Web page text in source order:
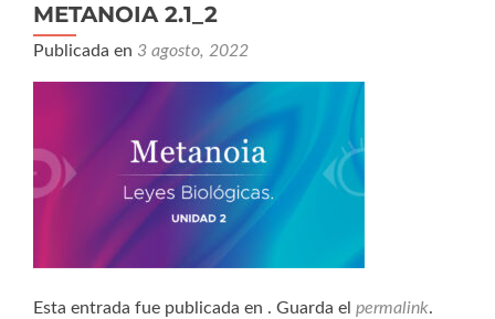
METANOIA 2.1_2
Publicada en 3 agosto, 2022
Esta entrada fue publicada en . Guarda el permalink.